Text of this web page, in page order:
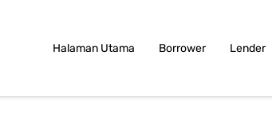
Halaman Utama Borrower Lender